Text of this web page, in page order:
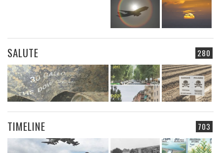
280
SALUTE
703
TIMELINE